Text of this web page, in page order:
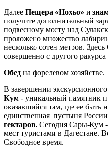
Далее Пещера «Нохъо» и
получите дополнительный
подвесному мосту над
проложено множество
несколько сотен метров.
совершенно с другого ракурса
Обед на форелевом хозяйстве.
В завершении
Кум - уникальный памятник
оказавшийся там, где ее быть
единственная пустыня
гектаров. Сегодня Сары-Кум
мест туристами в Дагестане.
Свободное время.